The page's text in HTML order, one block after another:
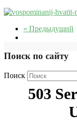
« Предыдущий
Поиск по сайту
Поиск